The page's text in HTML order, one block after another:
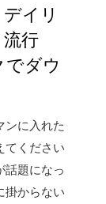
イリ
行
ダウ
に入れた
てください
話題になっ
掛からない